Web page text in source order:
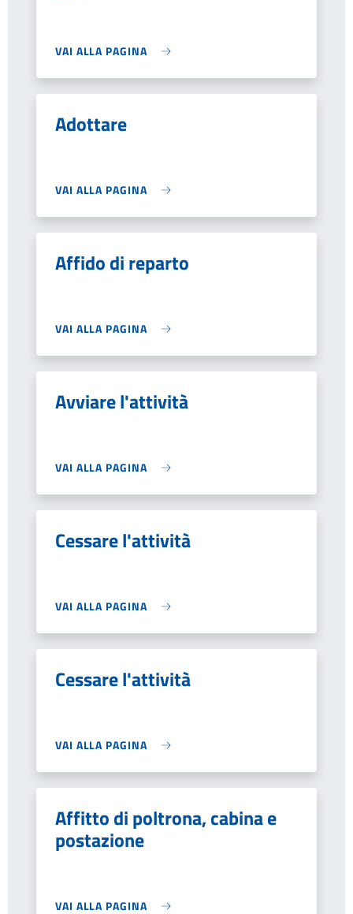
VAI ALLA PAGINA
Adottare
VAI ALLA PAGINA
Affido di reparto
VAI ALLA PAGINA
Avviare l'attività
VAI ALLA PAGINA
Cessare l'attività
VAI ALLA PAGINA
Cessare l'attività
VAI ALLA PAGINA
Affitto di poltrona, cabina e
postazione
VAI ALLA PAGINA